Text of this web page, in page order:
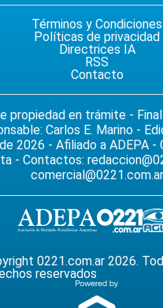
Términos y Condiciones
Políticas de privacidad
Directrices IA
RSS
Contacto
propiedad en trámite -
Carlos E. Marino -
2026 - Afiliado a ADEPA -
- Contactos:
comercial@0221.com.ar
0221.com.ar 2026.
reservados